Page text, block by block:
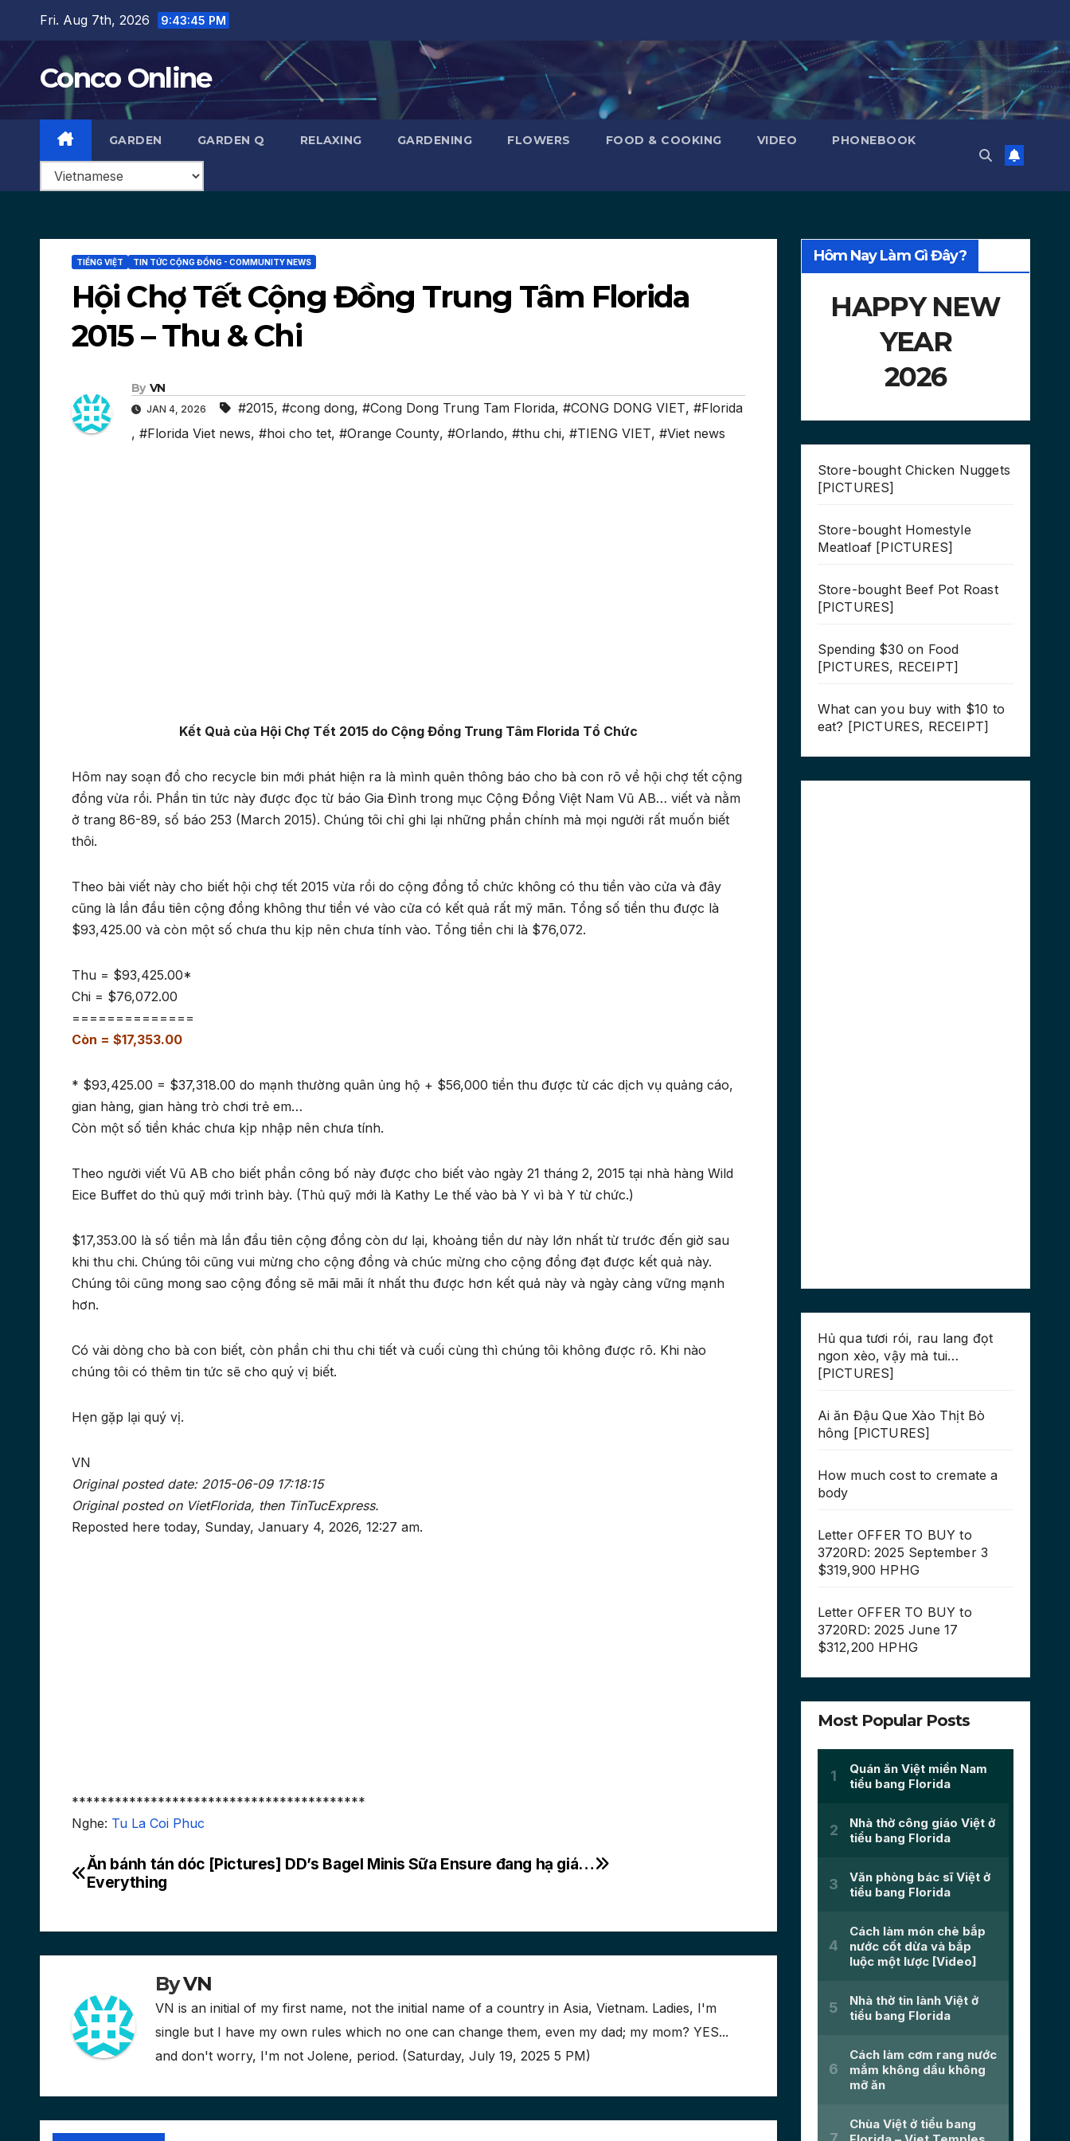
content
Fri. Aug 7th, 2026 9:43:46 PM
Conco Online
GARDEN GARDEN Q RELAXING GARDENING FLOWERS FOOD & COOKING VIDEO PHONEBOOK
TIẾNG VIỆT TIN TỨC CỘNG ĐỒNG - COMMUNITY NEWS
Hội Chợ Tết Cộng Đồng Trung Tâm Florida
2015 – Thu & Chi
By VN
JAN 4, 2026 #2015, #cong dong, #Cong Dong Trung Tam Florida, #CONG DONG VIET, #Florida
, #Florida Viet news, #hoi cho tet, #Orange County, #Orlando, #thu chi, #TIENG VIET, #Viet news
Kết Quả của Hội Chợ Tết 2015 do Cộng Đồng Trung Tâm Florida Tổ Chức
Hôm nay soạn đồ cho recycle bin mới phát hiện ra là mình quên thông báo cho bà con rõ về hội chợ tết cộng
đồng vừa rồi. Phần tin tức này được đọc từ báo Gia Đình trong mục Cộng Đồng Việt Nam Vũ AB… viết và nằm
ở trang 86-89, số báo 253 (March 2015). Chúng tôi chỉ ghi lại những phần chính mà mọi người rất muốn biết
thôi.
Theo bài viết này cho biết hội chợ tết 2015 vừa rồi do cộng đồng tổ chức không có thu tiền vào cửa và đây
cũng là lần đầu tiên cộng đồng không thư tiền vé vào cửa có kết quả rất mỹ mãn. Tổng số tiền thu được là
$93,425.00 và còn một số chưa thu kịp nên chưa tính vào. Tổng tiền chi là $76,072.
Thu = $93,425.00*
Chi = $76,072.00
==============
Còn = $17,353.00
* $93,425.00 = $37,318.00 do mạnh thường quân ủng hộ + $56,000 tiền thu được từ các dịch vụ quảng cáo,
gian hàng, gian hàng trò chơi trẻ em…
Còn một số tiền khác chưa kịp nhập nên chưa tính.
Theo người viết Vũ AB cho biết phần công bố này được cho biết vào ngày 21 tháng 2, 2015 tại nhà hàng Wild
Eice Buffet do thủ quỹ mới trình bày. (Thủ quỹ mới là Kathy Le thế vào bà Y vì bà Y từ chức.)
$17,353.00 là số tiền mà lần đầu tiên cộng đồng còn dư lại, khoảng tiền dư này lớn nhất từ trước đến giờ sau
khi thu chi. Chúng tôi cũng vui mừng cho cộng đồng và chúc mừng cho cộng đồng đạt được kết quả này.
Chúng tôi cũng mong sao cộng đồng sẽ mãi mãi ít nhất thu được hơn kết quả này và ngày càng vững mạnh
hơn.
Có vài dòng cho bà con biết, còn phần chi thu chi tiết và cuối cùng thì chúng tôi không được rõ. Khi nào
chúng tôi có thêm tin tức sẽ cho quý vị biết.
Hẹn gặp lại quý vị.
VN
Original posted date: 2015-06-09 17:18:15
Original posted on VietFlorida, then TinTucExpress.
Reposted here today, Sunday, January 4, 2026, 12:27 am.
*****************************************
Nghe: Tu La Coi Phuc
Post
Sữa Ensure đang hạ giá…
Ăn bánh tán dóc [Pictures] DD’s Bagel Minis
Everything
ByVN
VN is an initial of my first name, not the initial name of a country in Asia, Vietnam. Ladies, I'm
single but I have my own rules which no one can change them, even my dad; my mom? YES...
and don't worry, I'm not Jolene, period. (Saturday, July 19, 2025 5 PM)
Hôm Nay Làm Gì Đây?
HAPPY NEW
YEAR
2026
Store-bought Chicken Nuggets
[PICTURES]
Store-bought Homestyle
Meatloaf [PICTURES]
Store-bought Beef Pot Roast
[PICTURES]
Spending $30 on Food
[PICTURES, RECEIPT]
What can you buy with $10 to
eat? [PICTURES, RECEIPT]
Hủ qua tươi rói, rau lang đọt
ngon xèo, vậy mà tui…
[PICTURES]
Ai ăn Đậu Que Xào Thịt Bò
hông [PICTURES]
How much cost to cremate a
body
Letter OFFER TO BUY to
3720RD: 2025 September 3
$319,900 HPHG
Letter OFFER TO BUY to
3720RD: 2025 June 17
$312,200 HPHG
Most Popular Posts